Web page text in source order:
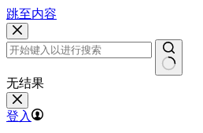
跳至内容
无结果
登入